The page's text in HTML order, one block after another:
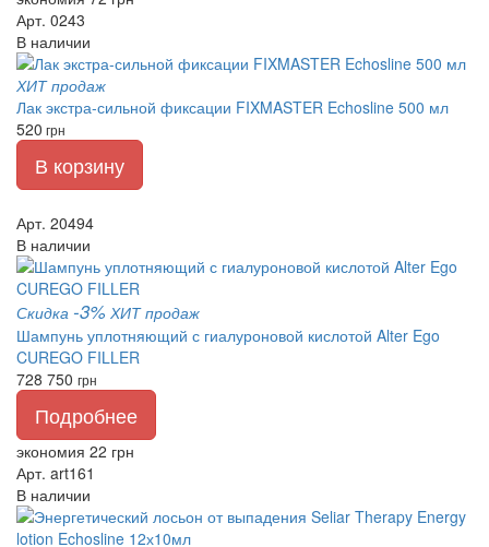
Арт. 0243
В наличии
ХИТ продаж
Лак экстра-сильной фиксации FIXMASTER Echosline 500 мл
520 грн
В корзину
Арт. 20494
В наличии
Скидка -3% ХИТ продаж
Шампунь уплотняющий с гиалуроновой кислотой Alter Ego
CUREGO FILLER
728 750 грн
Подробнее
экономия 22 грн
Арт. art161
В наличии